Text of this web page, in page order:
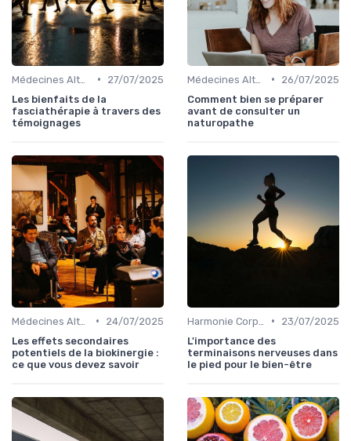
•
27/07/2025
Les bienfaits de la
fasciathérapie à travers des
témoignages
•
26/07/2025
Comment bien se préparer
avant de consulter un
naturopathe
•
24/07/2025
Les effets secondaires
potentiels de la biokinergie :
ce que vous devez savoir
•
23/07/2025
L'importance des
terminaisons nerveuses dans
le pied pour le bien-être